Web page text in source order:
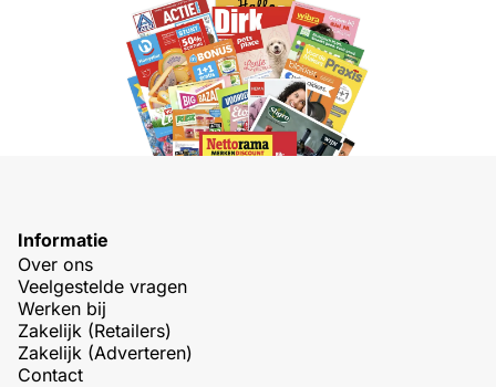
Informatie
Over ons
Veelgestelde vragen
Werken bij
Zakelijk (Retailers)
Zakelijk (Adverteren)
Contact